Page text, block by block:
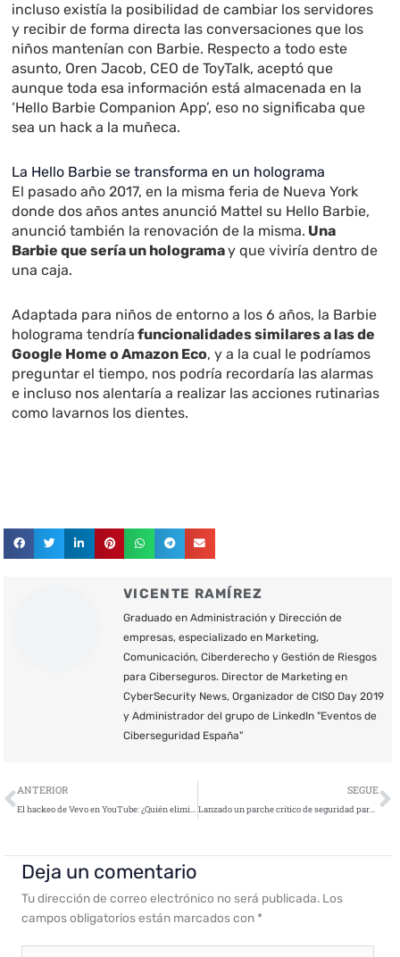
incluso existía la posibilidad de cambiar los servidores
y recibir de forma directa las conversaciones que los
niños mantenían con Barbie. Respecto a todo este
asunto, Oren Jacob, CEO de ToyTalk, aceptó que
aunque toda esa información está almacenada en la
‘Hello Barbie Companion App’, eso no significaba que
sea un hack a la muñeca.
La Hello Barbie se transforma en un holograma
El pasado año 2017, en la misma feria de Nueva York
donde dos años antes anunció Mattel su Hello Barbie,
anunció también la renovación de la misma. Una
Barbie que sería un hologramay que viviría dentro de
una caja.
Adaptada para niños de entorno a los 6 años, la Barbie
holograma tendría funcionalidades similares a las de
Google Home o Amazon Eco, y a la cual le podríamos
preguntar el tiempo, nos podría recordaría las alarmas
e incluso nos alentaría a realizar las acciones rutinarias
como lavarnos los dientes.
VICENTE RAMÍREZ
Graduado en Administración y Dirección de
empresas, especializado en Marketing,
Comunicación, Ciberderecho y Gestión de Riesgos
para Ciberseguros. Director de Marketing en
CyberSecurity News, Organizador de CISO Day 2019
y Administrador del grupo de LinkedIn "Eventos de
Ciberseguridad España"
Ant
ANTERIOR
El hackeo de Vevo en YouTube: ¿Quién eliminó el vídeo de Luís Fonsi?
SEGUE
Lanzado un parche crítico de seguridad para Microsoft Malware Protection Engine
Deja un comentario
Tu dirección de correo electrónico no será publicada. Los
campos obligatorios están marcados con *